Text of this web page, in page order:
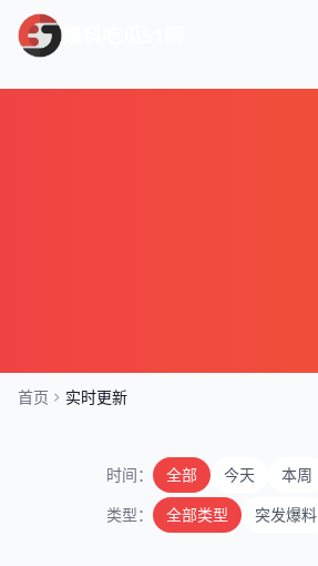
首页 实时更新
时间： 全部 今天 本周
类型：
全部类型 突发爆料